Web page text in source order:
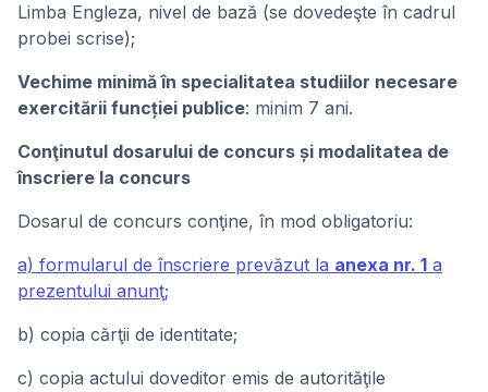
Limba Engleza, nivel de bază (se dovedeşte în cadrul
probei scrise);
Vechime minimă în specialitatea studiilor necesare
exercitării funcției publice: minim 7 ani.
Conţinutul dosarului de concurs și modalitatea de
înscriere la concurs
Dosarul de concurs conţine, în mod obligatoriu:
a) formularul de înscriere prevăzut la anexa nr. 1 a
prezentului anunţ;
b) copia cărţii de identitate;
c) copia actului doveditor emis de autorităţile